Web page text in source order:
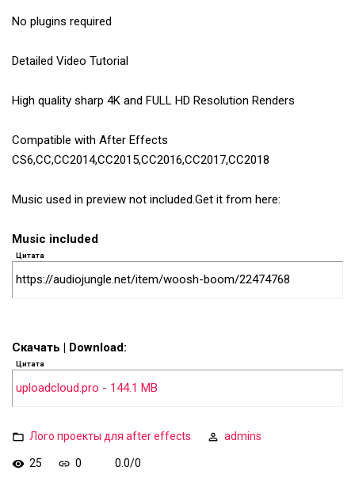
No plugins required
Detailed Video Tutorial
High quality sharp 4K and FULL HD Resolution Renders
Compatible with After Effects
CS6,CC,CC2014,CC2015,CC2016,CC2017,CC2018
Music used in preview not included.Get it from here:
Music included
Цитата
https://audiojungle.net/item/woosh-boom/22474768
Скачать | Download:
Цитата
uploadcloud.pro - 144.1 MB
Лого проекты для after effects admins
25 0 0.0/0